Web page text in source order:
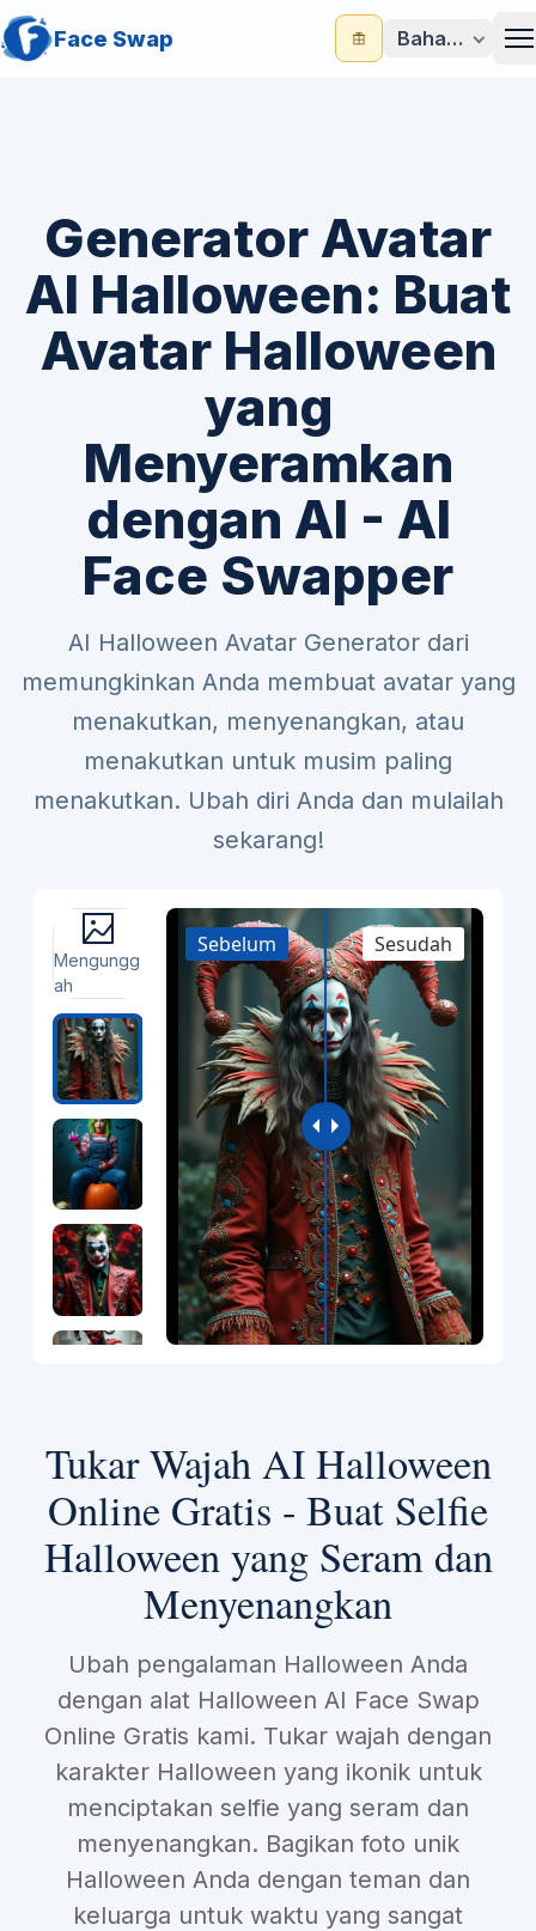
Face Swap Bahasa
Generator Avatar
AI Halloween: Buat
Avatar Halloween
yang
Menyeramkan
dengan AI - AI
Face Swapper
AI Halloween Avatar Generator dari
memungkinkan Anda membuat avatar yang
menakutkan, menyenangkan, atau
menakutkan untuk musim paling
menakutkan. Ubah diri Anda dan mulailah
sekarang!
Mengungg
ah
Sesudah
Sebelum
Tukar Wajah AI Halloween
Online Gratis - Buat Selfie
Halloween yang Seram dan
Menyenangkan
Ubah pengalaman Halloween Anda
dengan alat Halloween AI Face Swap
Online Gratis kami. Tukar wajah dengan
karakter Halloween yang ikonik untuk
menciptakan selfie yang seram dan
menyenangkan. Bagikan foto unik
Halloween Anda dengan teman dan
keluarga untuk waktu yang sangat